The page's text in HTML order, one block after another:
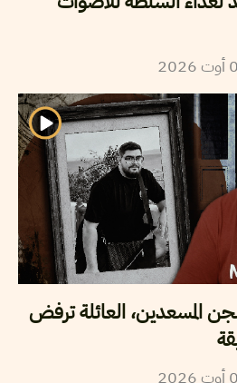
أوت2026
المسعدين، العائلة ترفض
أوت2026